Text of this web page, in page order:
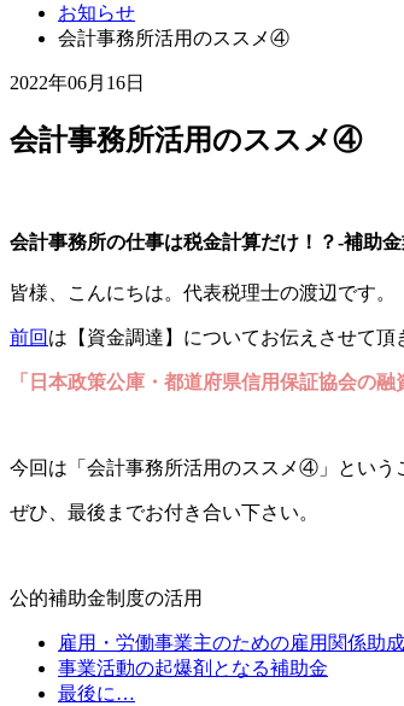
お知らせ
会計事務所活用のススメ④
2022年06月16日
会計事務所活用のススメ④
会計事務所の仕事は税金計算だけ！？-補助
皆様、こんにちは。代表税理士の渡辺です。
前回 は【資金調達】についてお伝えさせて頂
「日本政策公庫・都道府県信用保証協会の融
今回は「会計事務所活用のススメ④」という
ぜひ、最後までお付き合い下さい。
公的補助金制度の活用
雇用・労働事業主のための雇用関係助
事業活動の起爆剤となる補助金
最後に…